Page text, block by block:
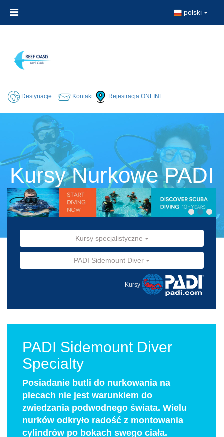
polski
Destynacje Kontakt Rejestracja ONLINE
Kursy Nurkowe PADI
Kursy specjalistyczne
PADI Sidemount Diver
Kursy
PADI Sidemount Diver
Specialty
Posiadanie butli do nurkowania na
plecach nie jest warunkiem do
zwiedzania podwodnego świata. Wielu
nurków odkryło radość z montowania
cylindrów po bokach swego ciała.